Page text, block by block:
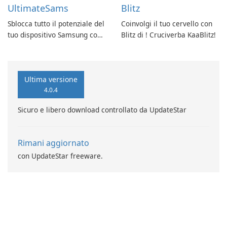
UltimateSams
Sblocca tutto il potenziale del
tuo dispositivo Samsung con
Blitz
Coinvolgi il tuo cervello con
Blitz di ! Cruciverba KaaBlitz!
Ultima versione
4.0.4
Sicuro e libero download controllato da UpdateStar
Rimani aggiornato
con UpdateStar freeware.